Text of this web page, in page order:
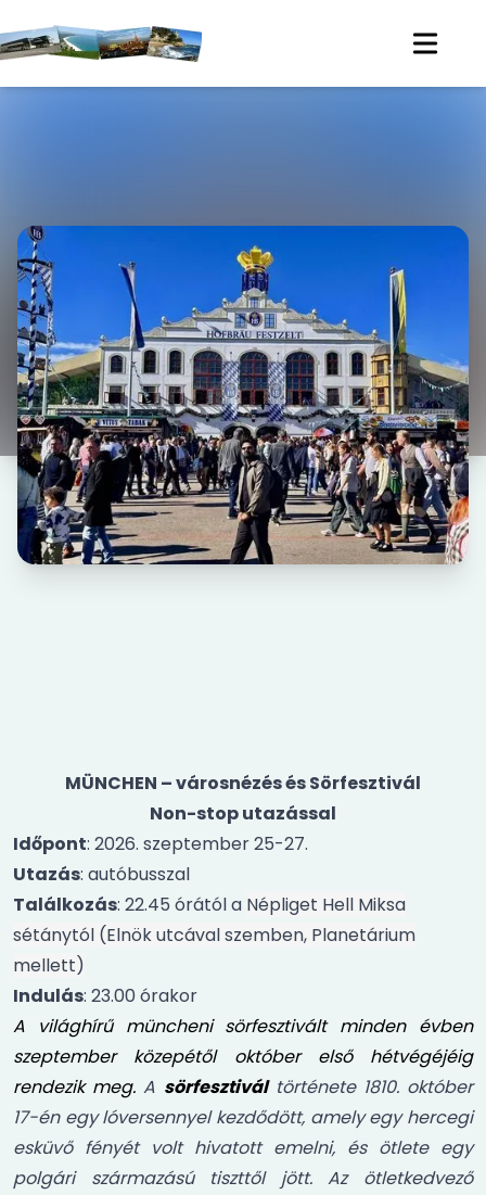
MÜNCHEN – városnézés és Sörfesztivál
Non-stop utazással
Időpont: 2026. szeptember 25-27.
Utazás: autóbusszal
Találkozás: 22.45 órától a Népliget Hell Miksa
sétánytól (Elnök utcával szemben, Planetárium
mellett)
Indulás: 23.00 órakor
A világhírű müncheni sörfesztivált minden évben
szeptember közepétől október első hétvégéjéig
rendezik meg.A sörfesztiváltörténete 1810. október
17-én egy lóversennyel kezdődött, amely egy hercegi
esküvő fényét volt hivatott emelni, és ötlete egy
polgári származású tiszttől jött. Az ötletkedvező